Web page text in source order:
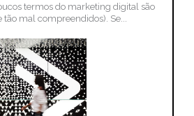
termos do marketing digital são
tão mal compreendidos). Se...